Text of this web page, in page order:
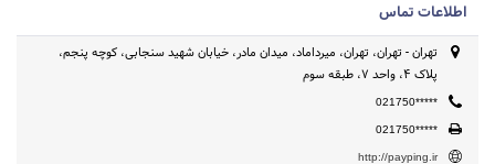
اطلاعات تماس
تهران - تهران، تهران، میرداماد، میدان مادر، خیابان شهید سنجابی، کوچه پنجم،
پلاک ۴، واحد ۷، طبقه سوم
021750*****
021750*****
http://payping.ir